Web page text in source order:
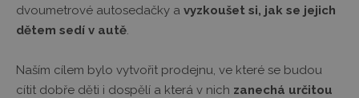
dvoumetrové autosedačky a vyzkoušet si, jak se jejich
dětem sedí v autě.
Naším cílem bylo vytvořit prodejnu, ve které se budou
cítit dobře děti i dospělí a která v nich zanechá určitou